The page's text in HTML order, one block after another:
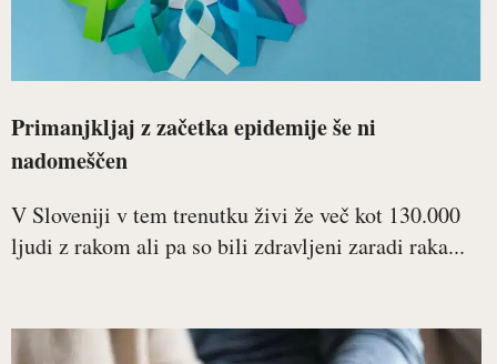
Primanjkljaj z začetka epidemije še ni
nadomeščen
V Sloveniji v tem trenutku živi že več kot 130.000
ljudi z rakom ali pa so bili zdravljeni zaradi raka...